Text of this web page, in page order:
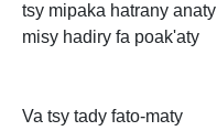
tsy mipaka hatrany anaty
misy hadiry fa poak'aty
Va tsy tady fato-maty